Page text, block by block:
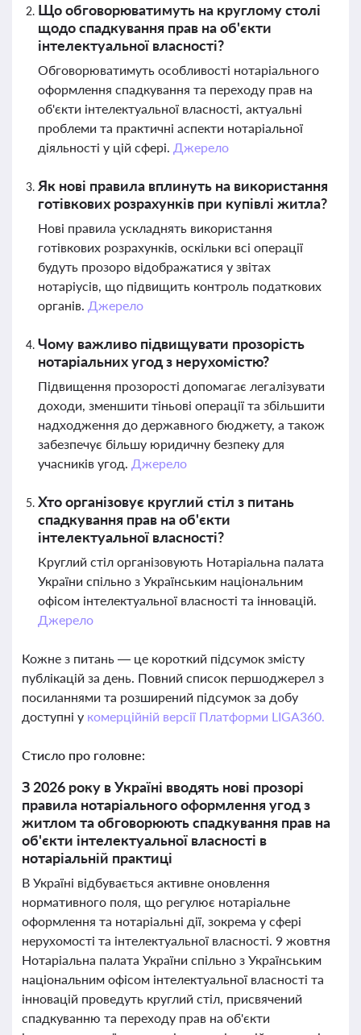
Що обговорюватимуть на круглому столі
щодо спадкування прав на об'єкти
інтелектуальної власності?
Обговорюватимуть особливості нотаріального
оформлення спадкування та переходу прав на
об'єкти інтелектуальної власності, актуальні
проблеми та практичні аспекти нотаріальної
діяльності у цій сфері. Джерело
Як нові правила вплинуть на використання
готівкових розрахунків при купівлі житла?
Нові правила ускладнять використання
готівкових розрахунків, оскільки всі операції
будуть прозоро відображатися у звітах
нотаріусів, що підвищить контроль податкових
органів. Джерело
Чому важливо підвищувати прозорість
нотаріальних угод з нерухомістю?
Підвищення прозорості допомагає легалізувати
доходи, зменшити тіньові операції та збільшити
надходження до державного бюджету, а також
забезпечує більшу юридичну безпеку для
учасників угод. Джерело
Хто організовує круглий стіл з питань
спадкування прав на об'єкти
інтелектуальної власності?
Круглий стіл організовують Нотаріальна палата
України спільно з Українським національним
офісом інтелектуальної власності та інновацій.
Джерело
Кожне з питань — це короткий підсумок змісту
публікацій за день. Повний список першоджерел з
посиланнями та розширений підсумок за добу
доступні у комерційній версії Платформи LIGA360.
Стисло про головне:
З 2026 року в Україні вводять нові прозорі
правила нотаріального оформлення угод з
житлом та обговорюють спадкування прав на
об'єкти інтелектуальної власності в
нотаріальній практиці
В Україні відбувається активне оновлення
нормативного поля, що регулює нотаріальне
оформлення та нотаріальні дії, зокрема у сфері
нерухомості та інтелектуальної власності. 9 жовтня
Нотаріальна палата України спільно з Українським
національним офісом інтелектуальної власності та
інновацій проведуть круглий стіл, присвячений
спадкуванню та переходу прав на об'єкти